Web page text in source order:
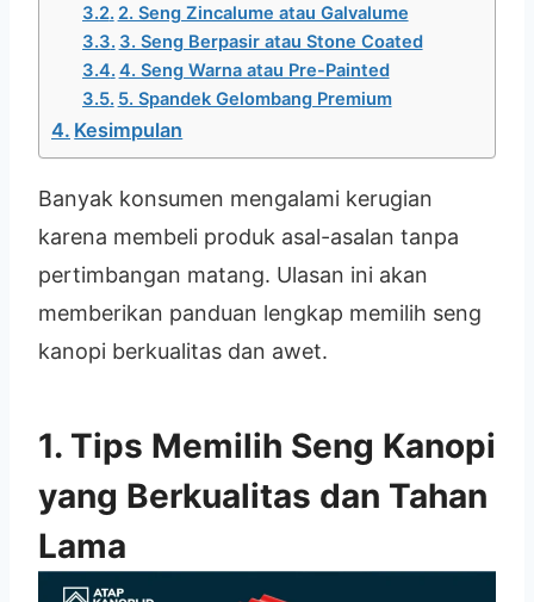
2. Seng Zincalume atau Galvalume
3. Seng Berpasir atau Stone Coated
4. Seng Warna atau Pre-Painted
5. Spandek Gelombang Premium
Kesimpulan
Banyak konsumen mengalami kerugian
karena membeli produk asal-asalan tanpa
pertimbangan matang. Ulasan ini akan
memberikan panduan lengkap memilih seng
kanopi berkualitas dan awet.
1. Tips Memilih Seng Kanopi
yang Berkualitas dan Tahan
Lama